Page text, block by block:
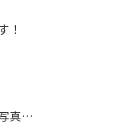
！
先日の付帯部塗装写真です！😌